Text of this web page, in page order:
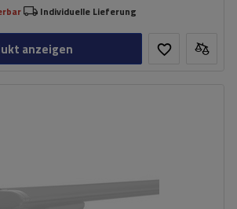
Individuelle Lieferung
anzeigen